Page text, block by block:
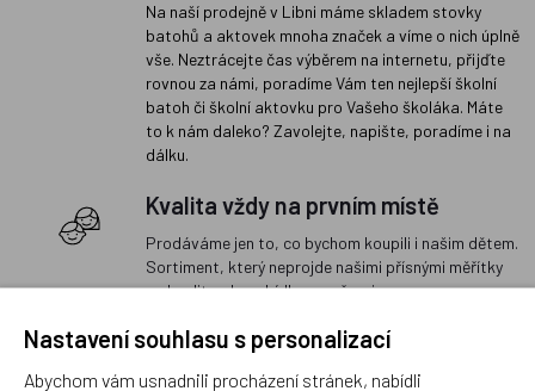
Na naší prodejně v Libni máme skladem stovky
batohů a aktovek mnoha značek a víme o nich úplně
vše. Neztrácejte čas výběrem na internetu, přijďte
rovnou za námi, poradíme Vám ten nejlepší školní
batoh či školní aktovku pro Vašeho školáka. Máte
to k nám daleko? Zavolejte, napište, poradíme i na
dálku.
Kvalita vždy na prvním místě
Prodáváme jen to, co bychom koupili i našim dětem.
Sortiment, který neprojde našimi přísnými měřítky
na kvalitu, do nabídky nezařazujeme.
Rychlé vyřízení reklamace i na dálku
Pokud to povaha vady umožňuje (zjevná
Nastavení souhlasu s personalizací
Abychom vám usnadnili procházení stránek, nabídli